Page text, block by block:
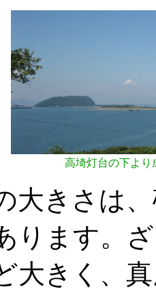
高埼灯台の下より
大きさは
ります。
大きく、